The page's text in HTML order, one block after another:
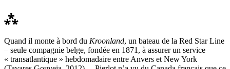
⁂
Quand il monte à bord du Kroonland, un bateau de la Red Star Line
– seule compagnie belge, fondée en 1871, à assurer un service
« transatlantique » hebdomadaire entre Anvers et New York